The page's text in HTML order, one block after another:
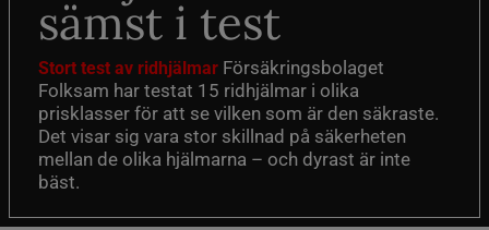
sämst i test
Stort test av ridhjälmar Försäkringsbolaget
Folksam har testat 15 ridhjälmar i olika
prisklasser för att se vilken som är den säkraste.
Det visar sig vara stor skillnad på säkerheten
mellan de olika hjälmarna – och dyrast är inte
bäst.